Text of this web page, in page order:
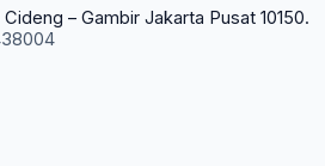
– Gambir Jakarta Pusat 10150.